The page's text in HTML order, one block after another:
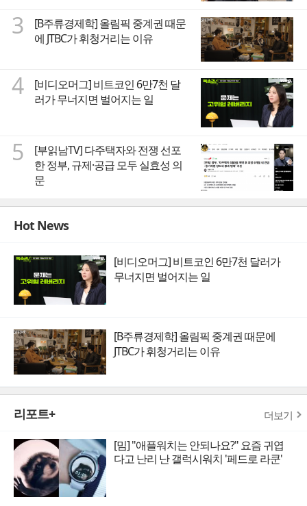
3
[B주류경제학] 올림픽 중계권 때문
에 JTBC가 휘청거리는 이유
4
[비디오머그] 비트코인 6만7천 달
러가 무너지면 벌어지는 일
5
[부읽남TV] 다주택자와 전쟁 선포
한 정부, 규제·공급 모두 실효성 의
문
Hot News
[비디오머그] 비트코인 6만7천 달러가
무너지면 벌어지는 일
[B주류경제학] 올림픽 중계권 때문에
JTBC가 휘청거리는 이유
리포트+ 더보기
[밈] "애플워치는 안되나요?" 요즘 귀엽
다고 난리 난 갤럭시워치 '페드로 라쿤'